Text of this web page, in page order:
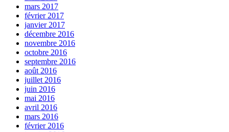
mars 2017
février 2017
janvier 2017
décembre 2016
novembre 2016
octobre 2016
septembre 2016
août 2016
juillet 2016
juin 2016
mai 2016
avril 2016
mars 2016
février 2016